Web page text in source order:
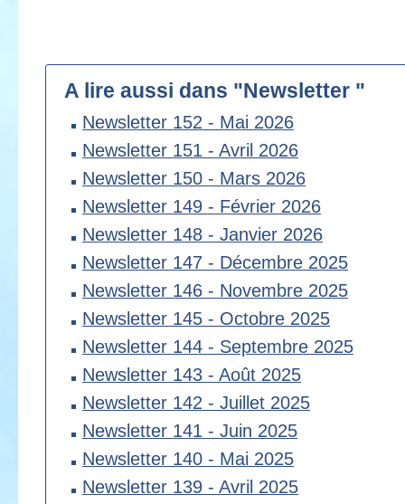
A lire aussi dans "Newsletter "
Newsletter 152 - Mai 2026
Newsletter 151 - Avril 2026
Newsletter 150 - Mars 2026
Newsletter 149 - Février 2026
Newsletter 148 - Janvier 2026
Newsletter 147 - Décembre 2025
Newsletter 146 - Novembre 2025
Newsletter 145 - Octobre 2025
Newsletter 144 - Septembre 2025
Newsletter 143 - Août 2025
Newsletter 142 - Juillet 2025
Newsletter 141 - Juin 2025
Newsletter 140 - Mai 2025
Newsletter 139 - Avril 2025